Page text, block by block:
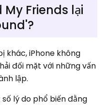
My Friends lại
khác, iPhone không
đối mặt với những vấn
lập.
lý do phổ biến đằng